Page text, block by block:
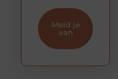
Meld je
aan